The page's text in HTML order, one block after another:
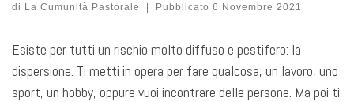
di La Cumunità Pastorale | Pubblicato 6 Novembre 2021
Esiste per tutti un rischio molto diffuso e pestifero: la
dispersione. Ti metti in opera per fare qualcosa, un lavoro, uno
sport, un hobby, oppure vuoi incontrare delle persone. Ma poi ti